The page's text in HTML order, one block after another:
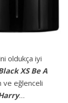
oldukça iyi
XS Be A
eğlenceli
…